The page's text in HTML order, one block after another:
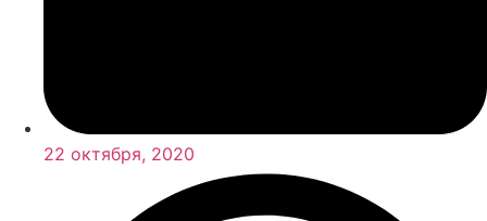
22 октября, 2020